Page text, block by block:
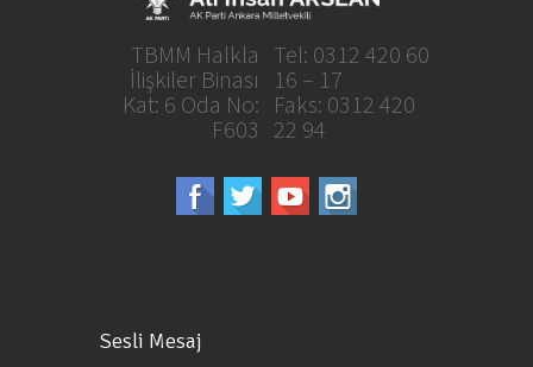
Tel: 0312 420 60
16 – 17
Faks: 0312 420
22 94
TBMM Halkla
İlişkiler Binası
Kat: 6 Oda No:
F603
Sesli Mesaj